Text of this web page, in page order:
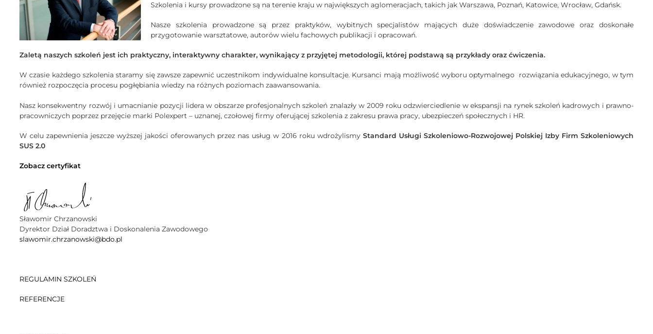
Szkolenia i kursy prowadzone są na terenie kraju w największych aglomeracjach, takich jak Warszawa, Poznań, Katowice, Wrocław, Gdańsk.
Nasze szkolenia prowadzone są przez praktyków, wybitnych specjalistów mających duże doświadczenie zawodowe oraz doskonałe
przygotowanie warsztatowe, autorów wielu fachowych publikacji i opracowań.
Zaletą naszych szkoleń jest ich praktyczny, interaktywny charakter, wynikający z przyjętej metodologii, której podstawą są przykłady oraz ćwiczenia.
W czasie każdego szkolenia staramy się zawsze zapewnić uczestnikom indywidualne konsultacje. Kursanci mają możliwość wyboru optymalnego rozwiązania edukacyjnego, w tym
również rozpoczęcia procesu pogłębiania wiedzy na różnych poziomach zaawansowania.
Nasz konsekwentny rozwój i umacnianie pozycji lidera w obszarze profesjonalnych szkoleń znalazły w 2009 roku odzwierciedlenie w ekspansji na rynek szkoleń kadrowych i prawno-
pracowniczych poprzez przejęcie marki Polexpert – uznanej, czołowej firmy oferującej szkolenia z zakresu prawa pracy, ubezpieczeń społecznych i HR.
W celu zapewnienia jeszcze wyższej jakości oferowanych przez nas usług w 2016 roku wdrożylismy Standard Usługi Szkoleniowo-Rozwojowej Polskiej Izby Firm Szkoleniowych
SUS 2.0
Zobacz certyfikat
Sławomir Chrzanowski
Dyrektor Dział Doradztwa i Doskonalenia Zawodowego
slawomir.chrzanowski@bdo.pl
REGULAMIN SZKOLEŃ
REFERENCJE